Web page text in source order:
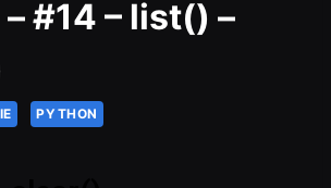
#14 – list() –
PYTHON